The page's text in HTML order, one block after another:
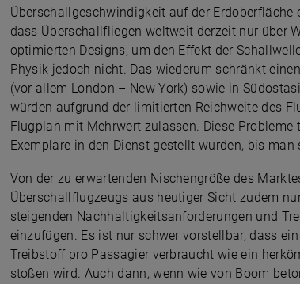
Überschallgeschwindigkeit auf der
dass Überschallfliegen weltweit derzeit nur über
optimierten Designs, um den Effekt der
Physik jedoch nicht. Das wiederum schränkt
(vor allem London – New York) sowie in
würden aufgrund der limitierten Reichweite des
Flugplan mit Mehrwert zulassen. Diese
Exemplare in den Dienst gestellt wurden, bis
Von der zu erwartenden Nischengröße des
Überschallflugzeugs aus heutiger Sicht zudem
steigenden Nachhaltigkeitsanforderungen und
einzufügen. Es ist nur schwer vorstellbar, dass
Treibstoff pro Passagier verbraucht wie ein
stoßen wird. Auch dann, wenn wie von Boom